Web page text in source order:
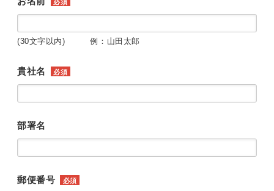
必須
(30文字以内) 例：山田太郎
貴社名 必須
部署名
郵便番号 必須